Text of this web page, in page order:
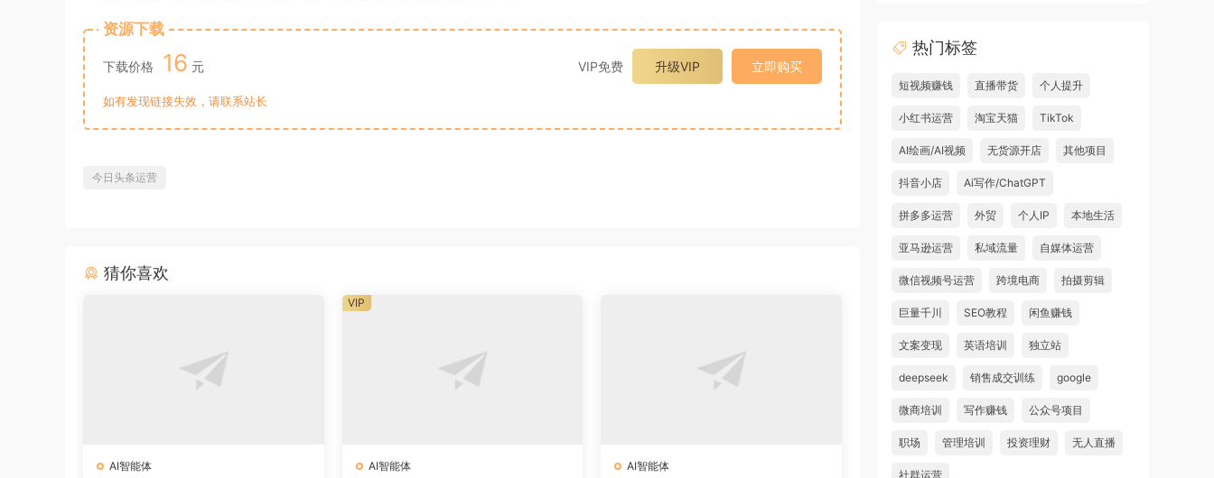
资源下载
下载价格 16 元 VIP免费 升级VIP 立即购买
如有发现链接失效，请联系站长
今日头条运营
猜你喜欢
AI智能体 AI智能体
VIP
AI智能体
热门标签
短视频赚钱 直播带货 个人提升
小红书运营 淘宝天猫 TikTok
AI绘画/AI视频 无货源开店 其他项目
抖音小店 Ai写作/ChatGPT
拼多多运营 外贸 个人IP 本地生活
亚马逊运营 私域流量 自媒体运营
微信视频号运营 跨境电商 拍摄剪辑
巨量千川 SEO教程 闲鱼赚钱
文案变现 英语培训 独立站
deepseek 销售成交训练 google
微商培训 写作赚钱 公众号项目
职场 管理培训 投资理财 无人直播
社群运营